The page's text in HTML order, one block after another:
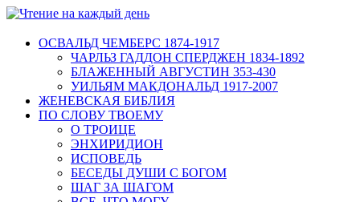
ОСВАЛЬД ЧЕМБЕРС 1874-1917
ЧАРЛЬЗ ГАДДОН СПЕРДЖЕН 1834-1892
БЛАЖЕННЫЙ АВГУСТИН 353-430
УИЛЬЯМ МАКДОНАЛЬД 1917-2007
ЖЕНЕВСКАЯ БИБЛИЯ
ПО СЛОВУ ТВОЕМУ
О ТРОИЦЕ
ЭНХИРИДИОН
ИСПОВЕДЬ
БЕСЕДЫ ДУШИ С БОГОМ
ШАГ ЗА ШАГОМ